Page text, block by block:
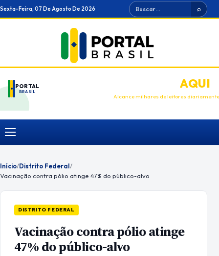
Ir
para
Sexta-Feira, 07 De Agosto De 2026 Buscar ⌕
PORTAL
BRASIL
ANUNCIEAQUI
Alcance milhares de leitores diariamente
Menu
Início/Distrito Federal/
Vacinação contra pólio atinge 47% do público-alvo
DISTRITO FEDERAL
Vacinação contra pólio atinge
47% do público-alvo